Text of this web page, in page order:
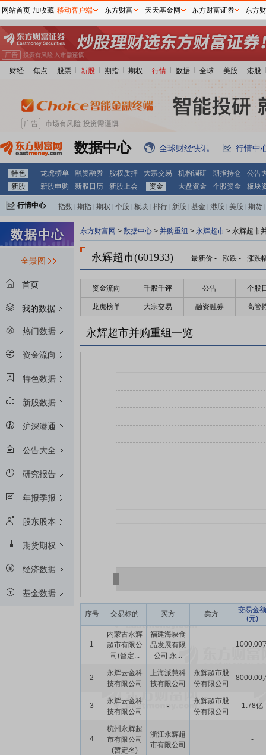
财经 焦点 股票 新股 期指 期权 行情 数据 全球 美股 港股
数据中心 全球财经快讯 行情中
特色 龙虎榜单 融资融券 股权质押 大宗交易 机构调研 期指持仓
公告
新股
新股申购 新股日历 新股上会 资金 大盘资金 个股资金 板块
行情中心 指数 期指 期权 个股 板块 排行 新股 基金 港股 美股 期货
全景图
首页
我的数据
热门数据
资金流向
特色数据
新股数据
沪深港通
公告大全
研究报告
年报季报
股东股本
期货期权
经济数据
基金数据
东方财富网 > 数据中心 > 并购重组 > 永辉超市 > 永辉超市
永辉超市(601933) 最新价 - 涨跌 - 涨跌
资金流向 千股千评 公告 个股
龙虎榜单 大宗交易 融资融券 高管
永辉超市并购重组一览
序号 交易标的 买方 卖方
交易金额
(元)
1
内蒙古永辉
超市有限公
司(暂定...
福建海峡食
品发展有限
公司,永...
- 1000.00
2
永辉云金科
技有限公司
上海派慧科
技有限公司
永辉超市股
份有限公司
8000.00
3
永辉云金科
技有限公司
-
永辉超市股
份有限公司
1.78亿
4
杭州永辉超
市有限公司
(暂定名)
浙江永辉超
市有限公司
- -
网站首页 加收藏 移动客户端 东方财富 天天基金网 东方财富证券 东方